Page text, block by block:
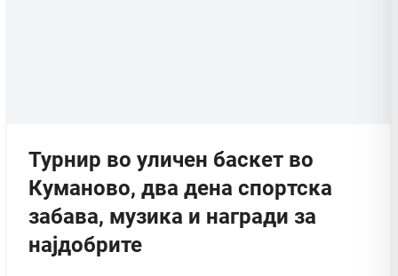
Турнир во уличен баскет во
Куманово, два дена спортска
забава, музика и награди за
најдобрите